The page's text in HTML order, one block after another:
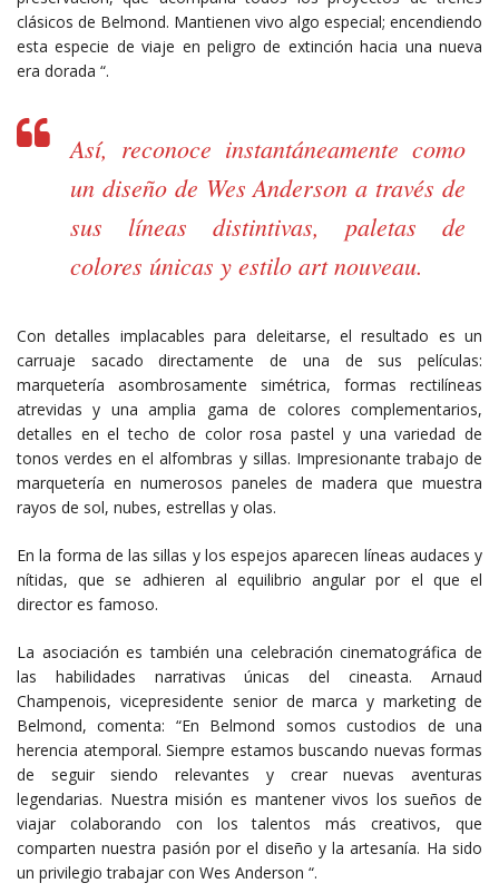
clásicos de Belmond. Mantienen vivo algo especial; encendiendo
esta especie de viaje en peligro de extinción hacia una nueva
era dorada “.
Así, reconoce instantáneamente como
un diseño de Wes Anderson a través de
sus líneas distintivas, paletas de
colores únicas y estilo art nouveau.
Con detalles implacables para deleitarse, el resultado es un
carruaje sacado directamente de una de sus películas:
marquetería asombrosamente simétrica, formas rectilíneas
atrevidas y una amplia gama de colores complementarios,
detalles en el techo de color rosa pastel y una variedad de
tonos verdes en el alfombras y sillas. Impresionante trabajo de
marquetería en numerosos paneles de madera que muestra
rayos de sol, nubes, estrellas y olas.
En la forma de las sillas y los espejos aparecen líneas audaces y
nítidas, que se adhieren al equilibrio angular por el que el
director es famoso.
La asociación es también una celebración cinematográfica de
las habilidades narrativas únicas del cineasta. Arnaud
Champenois, vicepresidente senior de marca y marketing de
Belmond, comenta: “En Belmond somos custodios de una
herencia atemporal. Siempre estamos buscando nuevas formas
de seguir siendo relevantes y crear nuevas aventuras
legendarias. Nuestra misión es mantener vivos los sueños de
viajar colaborando con los talentos más creativos, que
comparten nuestra pasión por el diseño y la artesanía. Ha sido
un privilegio trabajar con Wes Anderson “.